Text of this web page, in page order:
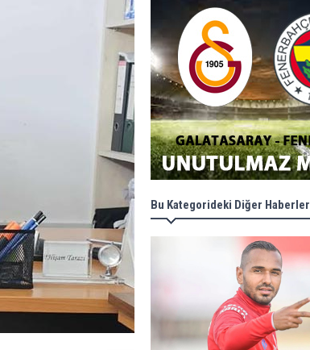
Bu Kategorideki Diğer Haberler